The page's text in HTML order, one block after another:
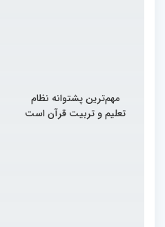
مهم‌ترین پشتوانه نظام
تعلیم و تربیت قرآن است